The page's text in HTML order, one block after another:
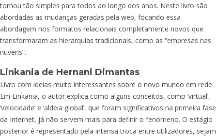
tornou tão simples para todos ao longo dos anos. Neste livro são
abordadas as mudanças geradas pela web, focando essa
abordagem nos formatos relacionais completamente novos que
transformaram as hierarquias tradicionais, como as “empresas nas
nuvens”.
Linkania de Hernani Dimantas
Livro com ideias muito interessantes sobre o novo mundo em rede.
Em Linkania, o autor explica como alguns conceitos, como ‘virtual’,
‘velocidade’ e ‘aldeia global’, que foram significativos na primeira fase
da Internet, já não servem mais para definir o fenómeno. O estágio
posterior é representado pela intensa troca entre utilizadores, sejam